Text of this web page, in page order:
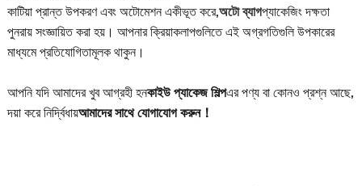
কাটিয়া প্রান্ত উপকরণ এবং অটোমেশন একীভূত করে,অটো ব্যাগপ্যাকেজিং দক্ষতা
পুনরায় সংজ্ঞায়িত করা হয়। আপনার ক্রিয়াকলাপগুলিতে এই অগ্রগতিগুলি উপকারের
মাধ্যমে প্রতিযোগিতামূলক থাকুন।
আপনি যদি আমাদের খুব আগ্রহী হনকাইউ প্যাকেজ শিল্পএর পণ্য বা কোনও প্রশ্ন আছে,
দয়া করে নির্দ্বিধায়আমাদের সাথে যোগাযোগ করুন！